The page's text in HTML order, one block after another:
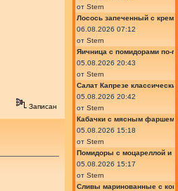
Записан
от Stern
Лосось запеченный с
06.08.2026 07:12
от Stern
Яичница с помидорами по-
05.08.2026 20:43
от Stern
Салат Капрезе
05.08.2026 20:42
от Stern
Кабачки с мясным фаршем
05.08.2026 15:18
от Stern
Помидоры с моцареллой и
05.08.2026 15:17
от Stern
Сливы маринованные с